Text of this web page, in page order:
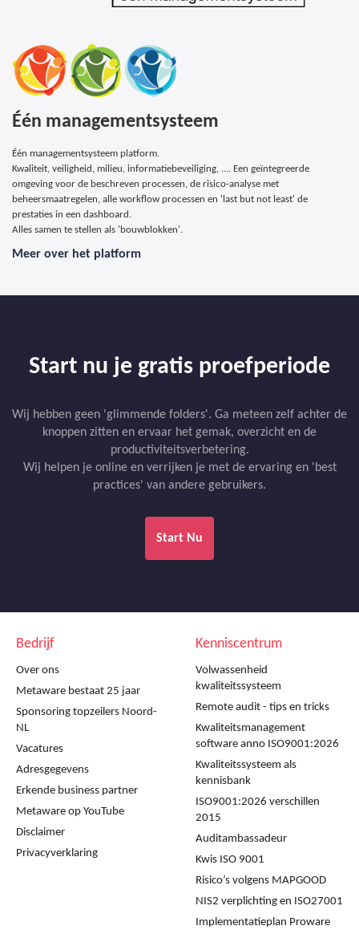
Één managementsysteem
Één managementsysteem platform.
Kwaliteit, veiligheid, milieu, informatiebeveiliging, .... Een geïntegreerde
omgeving voor de beschreven processen, de risico-analyse met
beheersmaatregelen, alle workflow processen en 'last but not least' de
prestaties in een dashboard.
Alles samen te stellen als 'bouwblokken'.
Meer over het platform
Start nu je gratis proefperiode
Wij hebben geen 'glimmende folders'. Ga meteen zelf achter de
knoppen zitten en ervaar het gemak, overzicht en de
productiviteitsverbetering.
Wij helpen je online en verrijken je met de ervaring en 'best
practices' van andere gebruikers.
Start Nu
Bedrijf
Over ons
Metaware bestaat 25 jaar
Sponsoring topzeilers Noord-
NL
Vacatures
Adresgegevens
Erkende business partner
Metaware op YouTube
Disclaimer
Privacyverklaring
Kenniscentrum
Volwassenheid
kwaliteitssysteem
Remote audit - tips en tricks
Kwaliteitsmanagement
software anno ISO9001:2026
Kwaliteitssysteem als
kennisbank
ISO9001:2026 verschillen
2015
Auditambassadeur
Kwis ISO 9001
Risico’s volgens MAPGOOD
NIS2 verplichting en ISO27001
Implementatieplan Proware